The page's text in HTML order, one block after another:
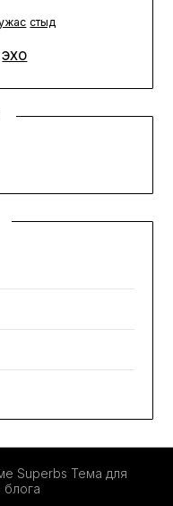
стыд
эхо
Superbs Тема для
блога